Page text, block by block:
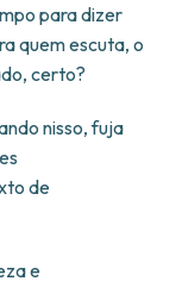
para dizer
quem escuta, o
certo?
nisso, fuja
de
e